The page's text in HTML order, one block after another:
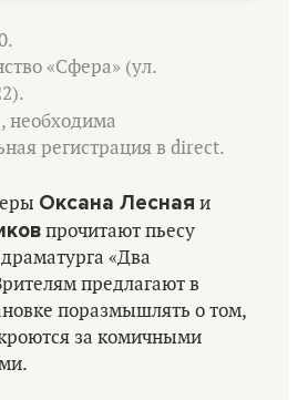
«Сфера» (ул.
необходима
регистрация в direct.
Оксана Лесная и
прочитают пьесу
«Два
предлагают в
поразмышлять о том,
за комичными